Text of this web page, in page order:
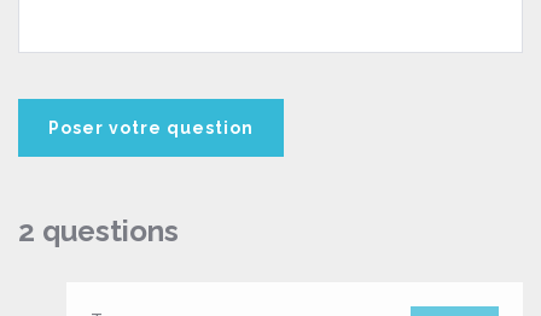
2 questions